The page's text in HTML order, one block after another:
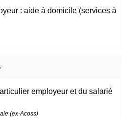
: aide à domicile (services à
employeur et du salarié
(ex-Acoss)